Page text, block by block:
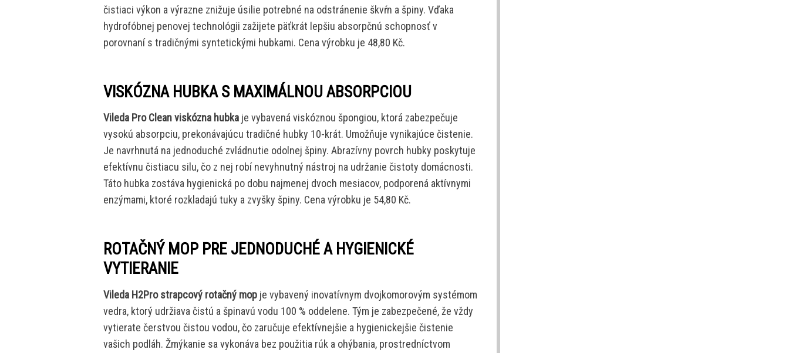
čistiaci výkon a výrazne znižuje úsilie potrebné na odstránenie škvŕn a špiny. Vďaka
hydrofóbnej penovej technológii zažijete päťkrát lepšiu absorpčnú schopnosť v
porovnaní s tradičnými syntetickými hubkami. Cena výrobku je 48,80 Kč.
VISKÓZNA HUBKA S MAXIMÁLNOU ABSORPCIOU
Vileda Pro Clean viskózna hubka je vybavená viskóznou špongiou, ktorá zabezpečuje
vysokú absorpciu, prekonávajúcu tradičné hubky 10-krát. Umožňuje vynikajúce čistenie.
Je navrhnutá na jednoduché zvládnutie odolnej špiny. Abrazívny povrch hubky poskytuje
efektívnu čistiacu silu, čo z nej robí nevyhnutný nástroj na udržanie čistoty domácnosti.
Táto hubka zostáva hygienická po dobu najmenej dvoch mesiacov, podporená aktívnymi
enzýmami, ktoré rozkladajú tuky a zvyšky špiny. Cena výrobku je 54,80 Kč.
ROTAČNÝ MOP PRE JEDNODUCHÉ A HYGIENICKÉ
VYTIERANIE
Vileda H2Pro strapcový rotačný mop je vybavený inovatívnym dvojkomorovým systémom
vedra, ktorý udržiava čistú a špinavú vodu 100 % oddelene. Tým je zabezpečené, že vždy
vytierate čerstvou čistou vodou, čo zaručuje efektívnejšie a hygienickejšie čistenie
vašich podláh. Žmýkanie sa vykonáva bez použitia rúk a ohýbania, prostredníctvom